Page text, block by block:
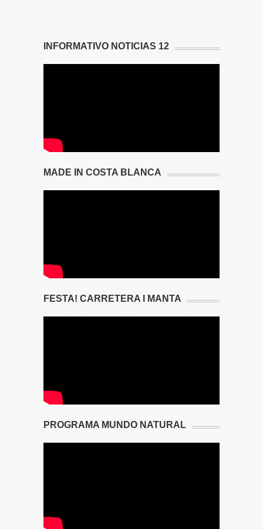
INFORMATIVO NOTICIAS 12
MADE IN COSTA BLANCA
FESTA! CARRETERA I MANTA
PROGRAMA MUNDO NATURAL